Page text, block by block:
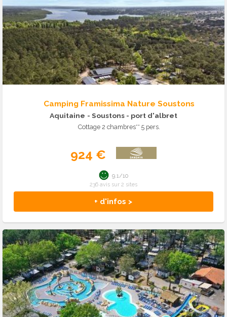
Camping Framissima Nature Soustons
Aquitaine - Soustons - port d'albret
Cottage 2 chambres** 5 pers.
924 €
+ d'infos >
9.1/10
236 avis sur 2 sites